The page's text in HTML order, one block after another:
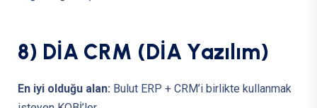
8) DİA CRM (DİA Yazılım)
En iyi olduğu alan: Bulut ERP + CRM’i birlikte kullanmak